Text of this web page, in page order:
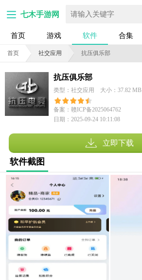
七木手游网
首页 游戏 软件 合集
首页 社交应用 抗压俱乐部
抗压俱乐部
类型：社交应用 大小：37.82 MB
备案：赣ICP备2025064762
号-3A
日期：2025-09-24 10:11:08
立即下载
软件截图